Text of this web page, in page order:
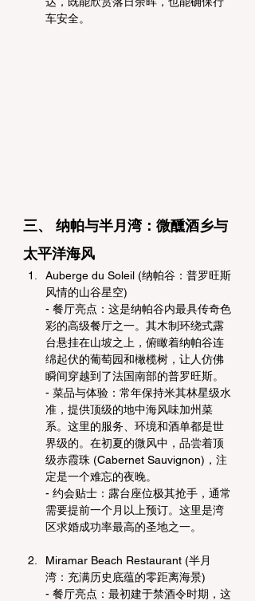
车安全。
三、 纳帕与半月湾：微醺酒乡与
太平洋海风
Auberge du Soleil (纳帕谷：普罗旺斯
风情的山谷星空)
- 餐厅亮点：这是纳帕谷内最具传奇色
彩的高级餐厅之一。其木制环绕式露
台悬挂在山坡之上，俯瞰着纳帕谷连
绵起伏的葡萄园和橄榄树，让人仿佛
瞬间穿越到了法国南部的普罗旺斯。
- 菜品与体验：常年保持米其林星级水
准，提供顶级的地中海风味加州菜
系。这里的服务、环境和酒单都是世
界级的。在初夏的微风中，品尝着顶
级赤霞珠 (Cabernet Sauvignon)，注
定是一个难忘的夜晚。
- 约会贴士：露台座位极其抢手，通常
需要提前一个月以上预订。这里是湾
区求婚成功率最高的圣地之一。
Miramar Beach Restaurant (半月
湾：充满历史底蕴的零距离海景)
- 餐厅亮点：最初建于禁酒令时期，这